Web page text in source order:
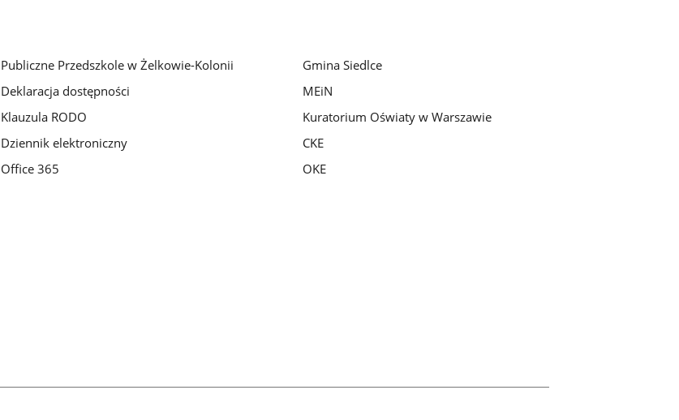
Publiczne Przedszkole w Żelkowie-Kolonii
Deklaracja dostępności
Klauzula RODO
Dziennik elektroniczny
Office 365
Gmina Siedlce
MEiN
Kuratorium Oświaty w Warszawie
CKE
OKE